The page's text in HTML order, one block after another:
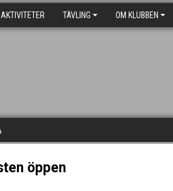
AKTIVITETER TÄVLING OM KLUBBEN
öppen